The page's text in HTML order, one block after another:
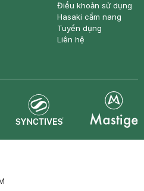
Điều khoản sử dụng
Hasaki cẩm nang
Tuyển dụng
Liên hệ